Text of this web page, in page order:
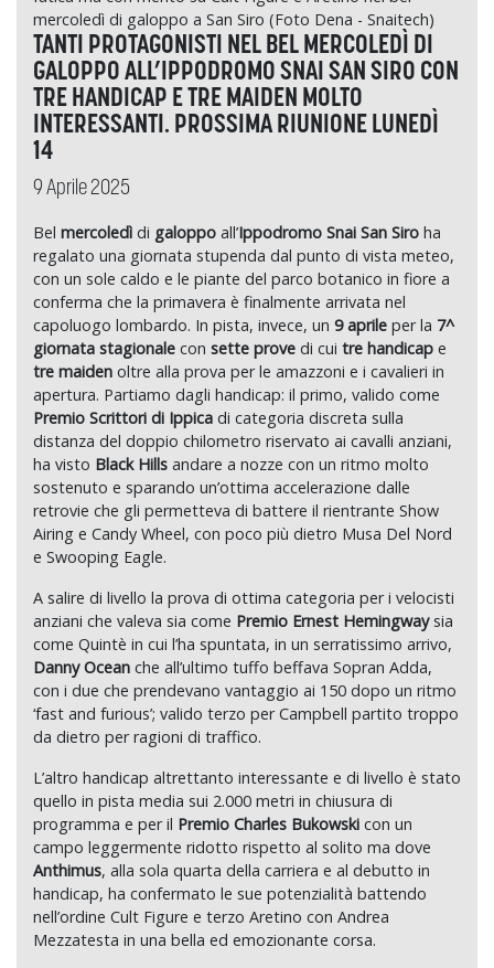
mercoledì di galoppo a San Siro (Foto Dena - Snaitech)
TANTI PROTAGONISTI NEL BEL MERCOLEDÌ DI
GALOPPO ALL’IPPODROMO SNAI SAN SIRO CON
TRE HANDICAP E TRE MAIDEN MOLTO
INTERESSANTI. PROSSIMA RIUNIONE LUNEDÌ
14
9 Aprile 2025
Bel mercoledì di galoppo all’Ippodromo Snai San Siro ha
regalato una giornata stupenda dal punto di vista meteo,
con un sole caldo e le piante del parco botanico in fiore a
conferma che la primavera è finalmente arrivata nel
capoluogo lombardo. In pista, invece, un 9 aprile per la 7^
giornata stagionale con sette prove di cui tre handicap e
tre maiden oltre alla prova per le amazzoni e i cavalieri in
apertura. Partiamo dagli handicap: il primo, valido come
Premio Scrittori di Ippica di categoria discreta sulla
distanza del doppio chilometro riservato ai cavalli anziani,
ha visto Black Hills andare a nozze con un ritmo molto
sostenuto e sparando un’ottima accelerazione dalle
retrovie che gli permetteva di battere il rientrante Show
Airing e Candy Wheel, con poco più dietro Musa Del Nord
e Swooping Eagle.
A salire di livello la prova di ottima categoria per i velocisti
anziani che valeva sia come Premio Ernest Hemingwaysia
come Quintè in cui l’ha spuntata, in un serratissimo arrivo,
Danny Ocean che all’ultimo tuffo beffava Sopran Adda,
con i due che prendevano vantaggio ai 150 dopo un ritmo
‘fast and furious’; valido terzo per Campbell partito troppo
da dietro per ragioni di traffico.
L’altro handicap altrettanto interessante e di livello è stato
quello in pista media sui 2.000 metri in chiusura di
programma e per il Premio Charles Bukowski con un
campo leggermente ridotto rispetto al solito ma dove
Anthimus, alla sola quarta della carriera e al debutto in
handicap, ha confermato le sue potenzialità battendo
nell’ordine Cult Figure e terzo Aretino con Andrea
Mezzatesta in una bella ed emozionante corsa.